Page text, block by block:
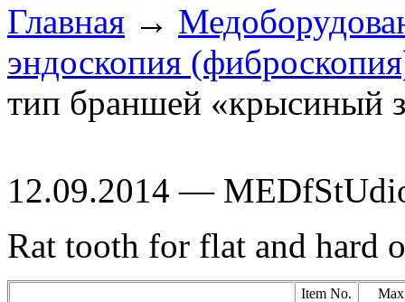
Главная →
эндоскопия
тип браншей «крысиный
12.09.2014 —
Rat tooth for flat and hard
Item No.